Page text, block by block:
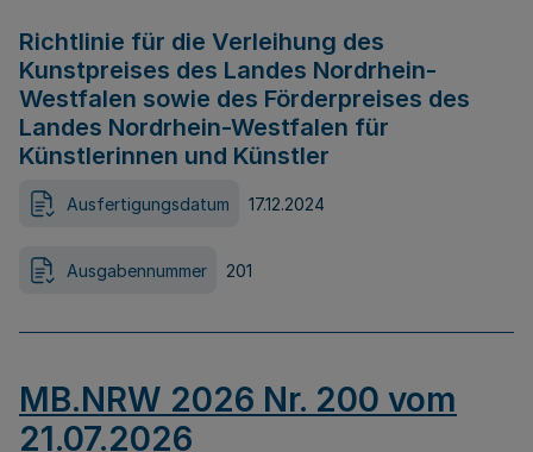
Richtlinie für die Verleihung des
Kunstpreises des Landes Nordrhein-
Westfalen sowie des Förderpreises des
Landes Nordrhein-Westfalen für
Künstlerinnen und Künstler
Ausfertigungsdatum 17.12.2024
Ausgabennummer 201
MB.NRW 2026 Nr. 200 vom
21.07.2026